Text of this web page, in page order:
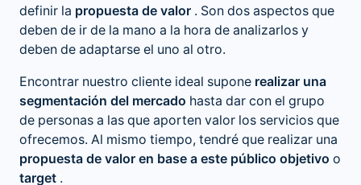
definir la propuesta de valor . Son dos aspectos que
deben de ir de la mano a la hora de analizarlos y
deben de adaptarse el uno al otro.
Encontrar nuestro cliente ideal supone realizar una
segmentación del mercado hasta dar con el grupo
de personas a las que aporten valor los servicios que
ofrecemos. Al mismo tiempo, tendré que realizar una
propuesta de valor en base a este público objetivo o
target .